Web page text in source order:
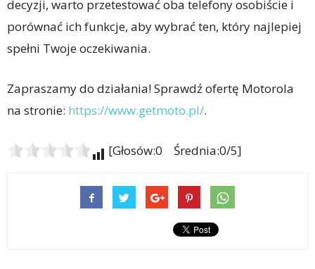
decyzji, warto przetestować oba telefony osobiście i
porównać ich funkcje, aby wybrać ten, który najlepiej
spełni Twoje oczekiwania.
Zapraszamy do działania! Sprawdź ofertę Motorola
na stronie: https://www.getmoto.pl/.
[Głosów:0 Średnia:0/5]